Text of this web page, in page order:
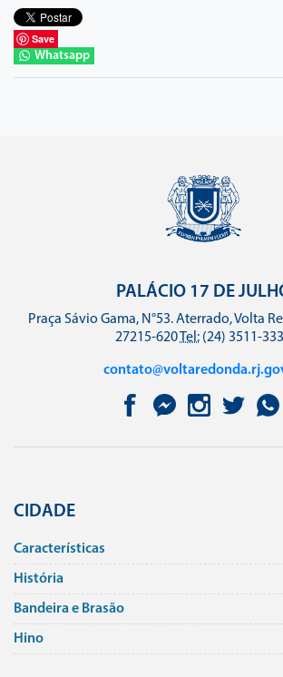
Save
Whatsapp
PALÁCIO 17 DE
Praça Sávio Gama, N°53. Aterrado, Volta
27215-620Tel: (24) 3511-
CIDADE
Caracterí­sticas
História
Bandeira e Brasão
Hino